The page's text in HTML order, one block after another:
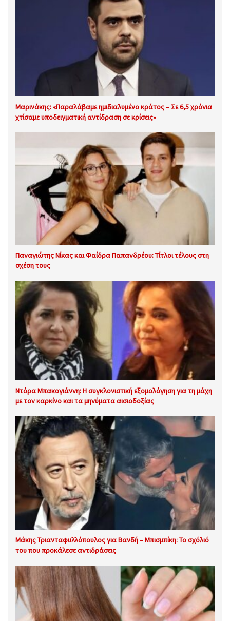
Μαρινάκης: «Παραλάβαμε ημιδιαλυμένο κράτος – Σε 6,5 χρόνια
χτίσαμε υποδειγματική αντίδραση σε κρίσεις»
Παναγιώτης Νίκας και Φαίδρα Παπανδρέου: Τίτλοι τέλους στη
σχέση τους
Ντόρα Μπακογιάννη: Η συγκλονιστική εξομολόγηση για τη μάχη
με τον καρκίνο και τα μηνύματα αισιοδοξίας
Μάκης Τριανταφυλλόπουλος για Βανδή – Μπισμπίκη: Το σχόλιό
του που προκάλεσε αντιδράσεις